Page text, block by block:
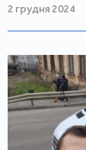
2 грудня 2024